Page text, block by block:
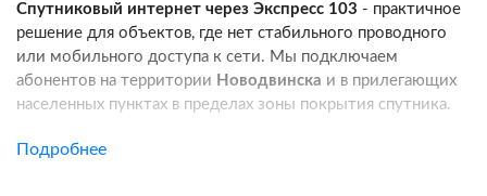
Спутниковый интернет через Экспресс 103 - практичное
решение для объектов, где нет стабильного проводного
или мобильного доступа к сети. Мы подключаем
абонентов на территории Новодвинска и в прилегающих
населенных пунктах в пределах зоны покрытия спутника.
Услуга подходит для частных домов, дач, фермерских
Подробнее